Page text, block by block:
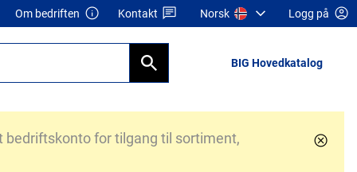
Om bedriften Kontakt Norsk Logg på
BIG Hovedkatalog
for tilgang til sortiment,